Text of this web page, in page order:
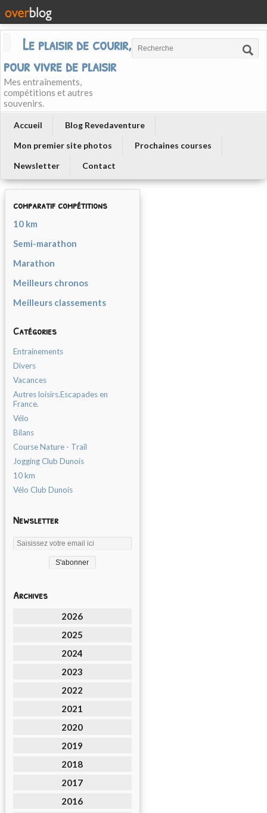
Le plaisir de courir, courir
pour vivre de plaisir
Mes entraînements,
compétitions et autres
souvenirs.
Accueil
Blog Revedaventure
Mon premier site photos
Prochaines courses
Newsletter
Contact
comparatif compétitions
10 km
Semi-marathon
Marathon
Meilleurs chronos
Meilleurs classements
Catégories
Entrainements
Divers
Vacances
Autres loisirs.Escapades en
France.
Vélo
Bilans
Course Nature - Trail
Jogging Club Dunois
10 km
Vélo Club Dunois
Newsletter
Archives
2026
2025
2024
2023
2022
2021
2020
2019
2018
2017
2016